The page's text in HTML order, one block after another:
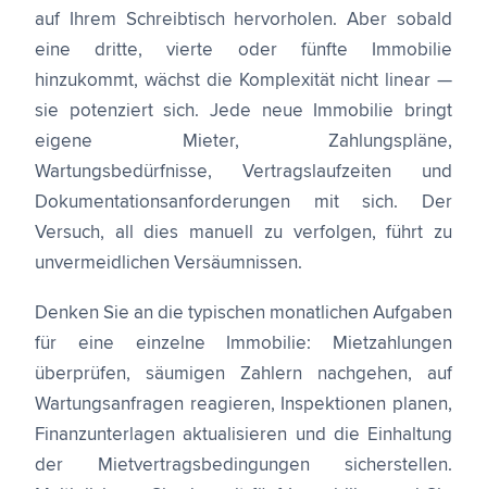
auf Ihrem Schreibtisch hervorholen. Aber sobald
eine dritte, vierte oder fünfte Immobilie
hinzukommt, wächst die Komplexität nicht linear —
sie potenziert sich. Jede neue Immobilie bringt
eigene Mieter, Zahlungspläne,
Wartungsbedürfnisse, Vertragslaufzeiten und
Dokumentationsanforderungen mit sich. Der
Versuch, all dies manuell zu verfolgen, führt zu
unvermeidlichen Versäumnissen.
Denken Sie an die typischen monatlichen Aufgaben
für eine einzelne Immobilie: Mietzahlungen
überprüfen, säumigen Zahlern nachgehen, auf
Wartungsanfragen reagieren, Inspektionen planen,
Finanzunterlagen aktualisieren und die Einhaltung
der Mietvertragsbedingungen sicherstellen.